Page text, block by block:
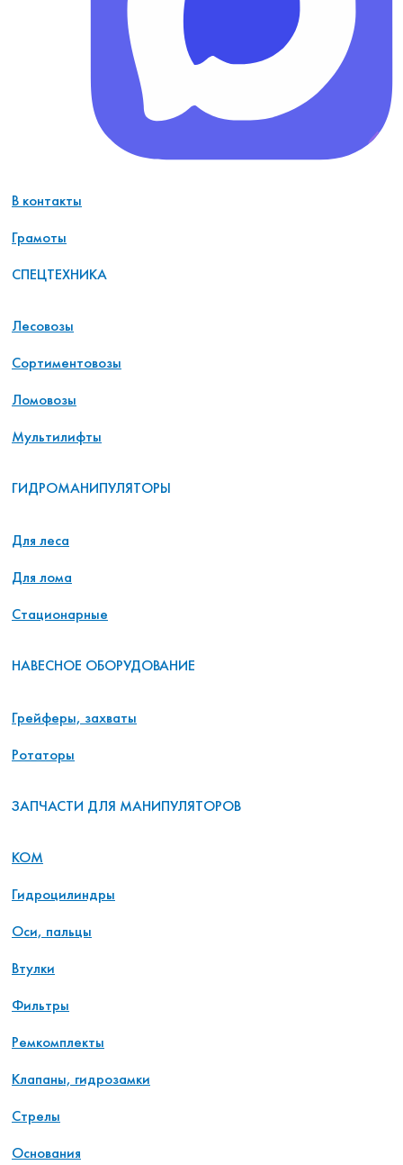
В контакты
Грамоты
СПЕЦТЕХНИКА
Лесовозы
Сортиментовозы
Ломовозы
Мультилифты
ГИДРОМАНИПУЛЯТОРЫ
Для леса
Для лома
Стационарные
НАВЕСНОЕ ОБОРУДОВАНИЕ
Грейферы, захваты
Ротаторы
ЗАПЧАСТИ ДЛЯ МАНИПУЛЯТОРОВ
КОМ
Гидроцилиндры
Оси, пальцы
Втулки
Фильтры
Ремкомплекты
Клапаны, гидрозамки
Стрелы
Основания